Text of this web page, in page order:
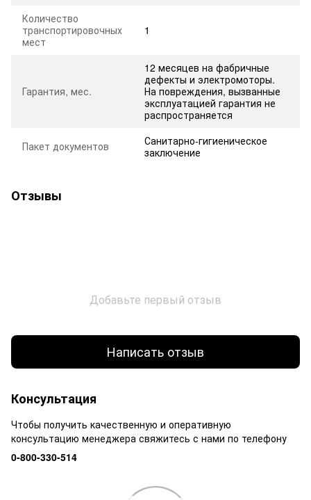
Количество
транспортировочных
мест
1
Гарантия, мес.
12 месяцев на фабричные
дефекты и электромоторы.
На повреждения, вызванные
эксплуатацией гарантия не
распространяется
Пакет документов
Санитарно-гигиеническое
заключение
Отзывы
Добавьте первый отзыв
Написать отзыв
Консультация
Чтобы получить качественную и оперативную
консультацию менеджера свяжитесь с нами по телефону
0-800-330-514